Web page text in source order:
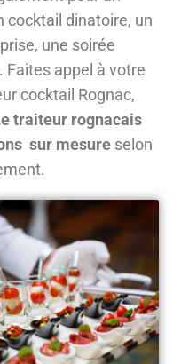
cocktail dinatoire, un
une soirée
Faites appel à votre
cocktail Rognac,
traiteur rognacais
sur mesureselon